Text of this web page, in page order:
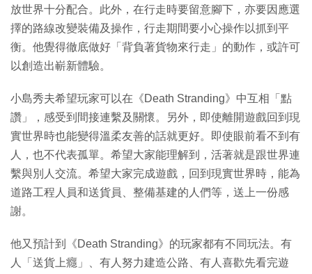
放世界十分配合。此外，在行走時要留意腳下，亦要因應選
擇的路線改變裝備及操作，行走期間要小心操作以抓到平
衡。他覺得徹底做好「背負著貨物來行走」的動作，或許可
以創造出嶄新體驗。
小島秀夫希望玩家可以在《Death Stranding》中互相「點
讚」，感受到間接連繫及關懷。另外，即使離開遊戲回到現
實世界時也能變得溫柔友善的話就更好。即使眼前看不到有
人，也不代表孤單。希望大家能理解到，活著就是跟世界連
繫與別人交流。希望大家完成遊戲，回到現實世界時，能為
道路工程人員和送貨員、整備基建的人們等，送上一份感
謝。
他又預計到《Death Stranding》的玩家都有不同玩法。有
人「送貨上癮」、有人努力建造公路、有人喜歡先看完遊